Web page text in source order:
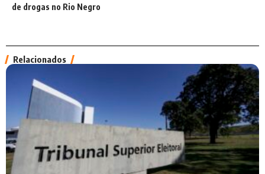
de drogas no Rio Negro
Relacionados